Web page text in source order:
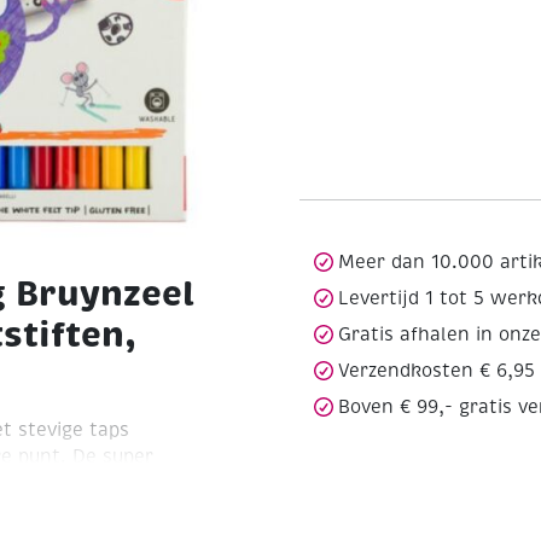
stevige taps
punt.
De super
in de
Meer dan 10.000
Levertijd 1 tot 5
Gratis afhalen in
Verzendkosten € 6,95
Boven € 99,- gratis